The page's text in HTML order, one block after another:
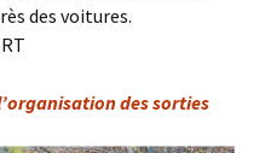
des voitures.
des sorties